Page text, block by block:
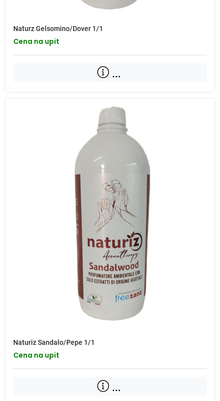
Naturz Gelsomino/Dover 1/1
Cena na upit
...
Naturiz Sandalo/Pepe 1/1
Cena na upit
...